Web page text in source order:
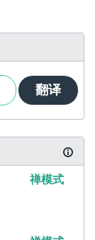
翻译
禅模式